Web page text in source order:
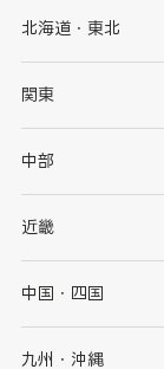
北海道・東北
北海道
岩手県
秋田県
関東
茨城県
群馬県
千葉県
中部
新潟県
石川県
山梨県
近畿
大阪府
京都府
中国・四国
鳥取県
九州・沖縄